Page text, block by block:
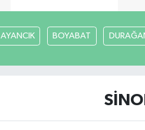
AYANCIK BOYABAT